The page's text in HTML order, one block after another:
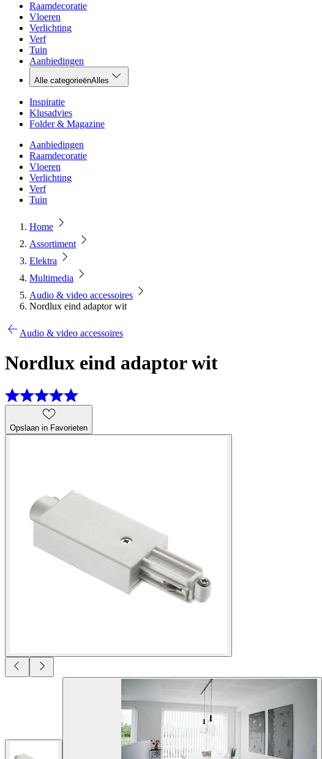
Raamdecoratie
Vloeren
Verlichting
Verf
Tuin
Aanbiedingen
Alle categorieënAlles
Inspiratie
Klusadvies
Folder & Magazine
Aanbiedingen
Raamdecoratie
Vloeren
Verlichting
Verf
Tuin
Home
Assortiment
Elektra
Multimedia
Audio & video accessoires
Nordlux eind adaptor wit
Audio & video accessoires
Nordlux eind adaptor wit
Opslaan in Favorieten